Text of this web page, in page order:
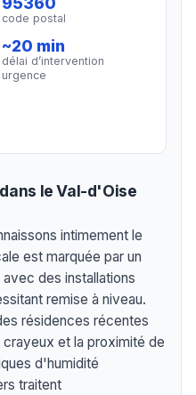
code postal
~20 min
délai d’intervention
urgence
le Val-d'Oise
intimement le
est marquée par un
des installations
remise à niveau.
résidences récentes
et la proximité de
d'humidité
traitent